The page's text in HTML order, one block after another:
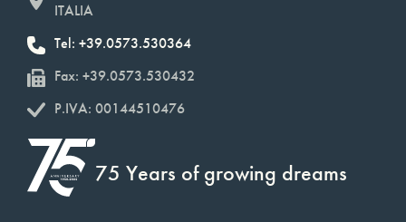
ITALIA
Tel: +39.0573.530364
Fax: +39.0573.530432
P.IVA: 00144510476
75 Years of growing dreams